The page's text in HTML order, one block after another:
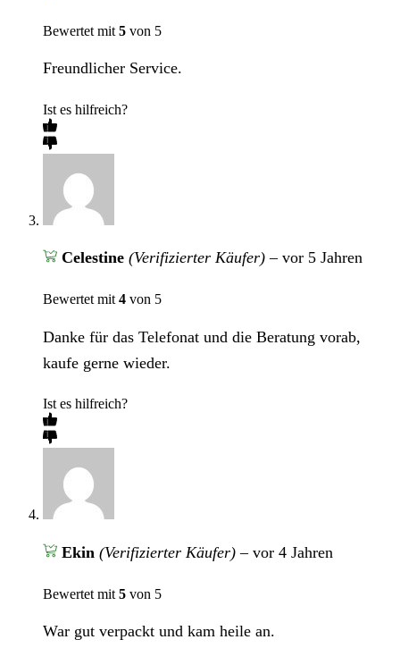
Bewertet mit 5 von 5
Freundlicher Service.
Ist es hilfreich?
Celestine (Verifizierter Käufer) – vor 5 Jahren
Bewertet mit 4 von 5
Danke für das Telefonat und die Beratung vorab,
kaufe gerne wieder.
Ist es hilfreich?
Ekin (Verifizierter Käufer) – vor 4 Jahren
Bewertet mit 5 von 5
War gut verpackt und kam heile an.